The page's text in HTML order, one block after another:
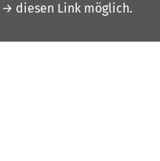
→ diesen Link möglich.